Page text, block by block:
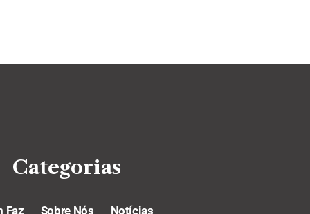
Categorias
Faz Sobre Nós Notícias